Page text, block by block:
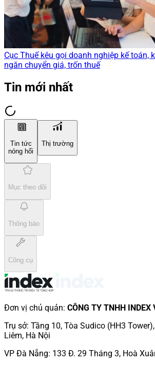
Cục Thuế kêu gọi doanh nghiệp kế toán,
ngăn chuyển giá, trốn thuế
Tin mới nhất
Tin tức
nóng hổi
Thị trường
Mục theo dõi
Thông báo
Công cụ
Đơn vị chủ quản: CÔNG TY TNHH INDEX
Trụ sở: Tầng 10, Tòa Sudico (HH3
Liêm, Hà Nội
VP Đà Nẵng: 133 Đ. 29 Tháng 3, Hoà